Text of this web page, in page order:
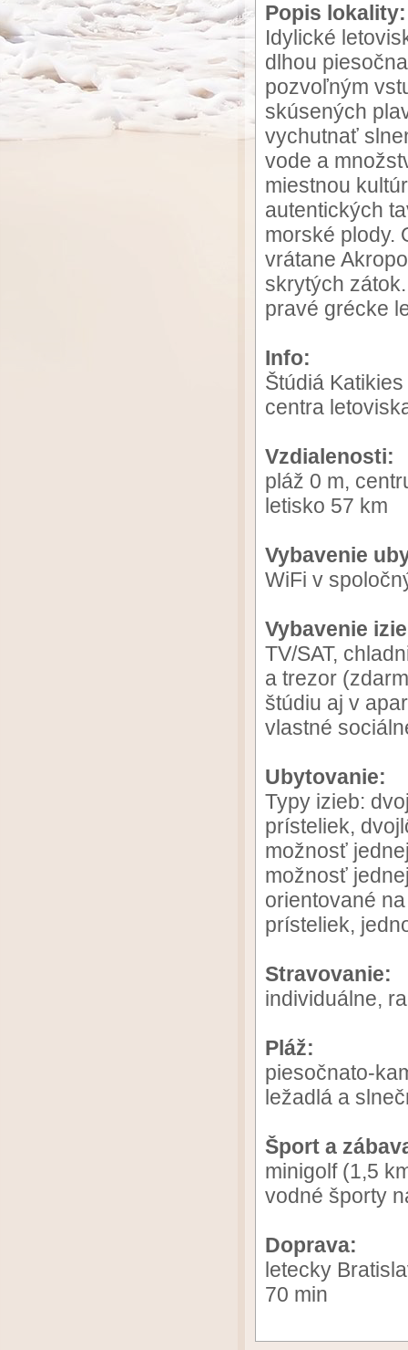
Popis lokality:
Idylické
dlhou
pozvoľným
skúsených
vychutnať
vode a
miestnou
autentických
morské plody.
vrátane
skrytých
pravé grécke
Info:
Štúdiá
centra
Vzdialenosti:
pláž 0 m,
letisko 57 km
Vybavenie
WiFi v
Vybavenie
TV/SAT,
a trezor
štúdiu aj v
vlastné
Ubytovanie:
Typy izieb:
prísteliek,
možnosť
možnosť
orientované
prísteliek,
Stravovanie:
individuálne,
Pláž:
piesočnato-
ležadlá a
Šport a
minigolf (1,5
vodné športy
Doprava:
letecky
70 min